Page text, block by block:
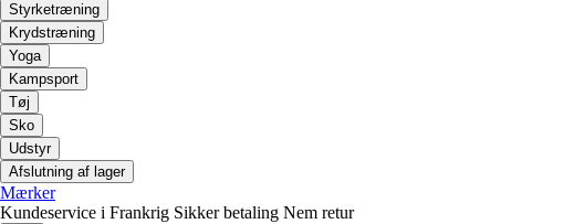
Styrketræning
Krydstræning
Yoga
Kampsport
Tøj
Sko
Udstyr
Afslutning af lager
Mærker
Kundeservice i Frankrig Sikker betaling Nem retur